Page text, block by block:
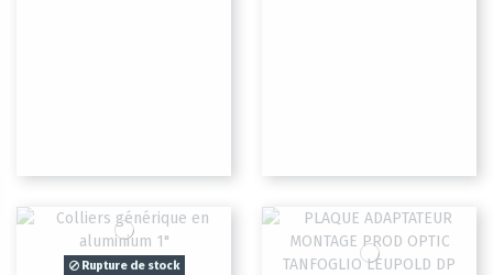
Rupture de stock